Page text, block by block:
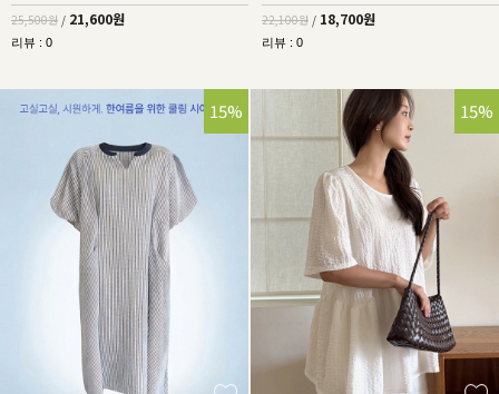
25,500원 / 21,600원
리뷰 : 0
22,100원 / 18,700원
리뷰 : 0
15% 15%